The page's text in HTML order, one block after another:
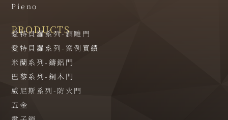
Pieno
PRODUCTS
愛特貝羅系列-銅雕門
愛特貝羅系列-案例實績
米蘭系列-鑄鋁門
巴黎系列-鋼木門
威尼斯系列-防火門
五金